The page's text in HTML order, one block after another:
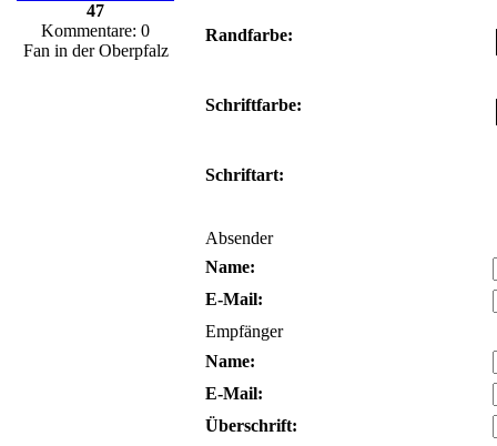
47
Kommentare: 0
Fan in der Oberpfalz
Randfarbe:
Schriftfarbe:
Schriftart:
Absender
Name:
E-Mail:
Empfänger
Name:
E-Mail:
Überschrift: